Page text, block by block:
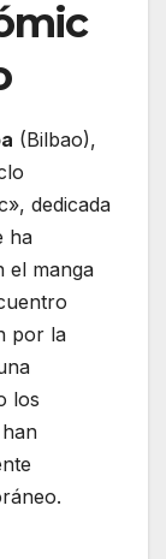
(Bilbao),
dedicada
ha
el manga
por la
los